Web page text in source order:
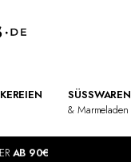
SÜSSWAREN
& Marmeladen
AB 90€